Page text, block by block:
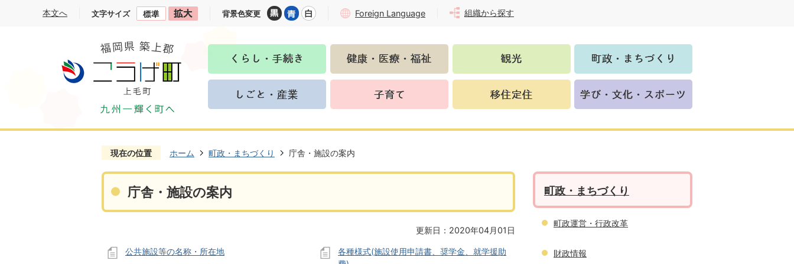
本文へ 文字サイズ 背景色変更 Foreign Language 組織から探す
現在の位置 ホーム 町政・まちづくり 庁舎・施設の案内
庁舎・施設の案内
更新日：2020年04月01日
公共施設等の名称・所在地
各種様式(施設使用申請書、奨学金、就学援助
町政・まちづくり
町政運営・行政改革
財政情報